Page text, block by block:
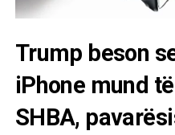
Trump beson
iPhone mund
SHBA,